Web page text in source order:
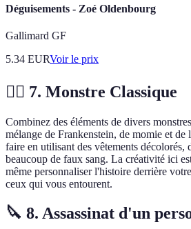
Déguisements - Zoé Oldenbourg
Gallimard GF
5.34 EURVoir le prix
🧟‍♂️ 7. Monstre Classique
Combinez des éléments de divers
mélange de Frankenstein, de momie et de
faire en utilisant des vêtements décolorés,
beaucoup de faux sang. La créativité ici
même personnaliser l'histoire derrière
ceux qui vous entourent.
🔪 8. Assassinat d'un